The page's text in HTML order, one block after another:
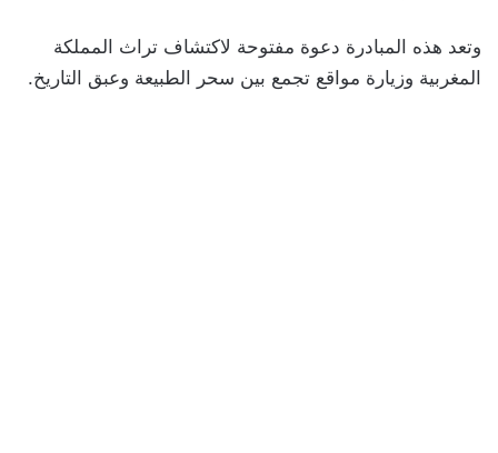
وتعد هذه المبادرة دعوة مفتوحة لاكتشاف تراث المملكة
المغربية وزيارة مواقع تجمع بين سحر الطبيعة وعبق التاريخ.